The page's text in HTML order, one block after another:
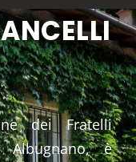
dei Fratelli
Albugnano, è